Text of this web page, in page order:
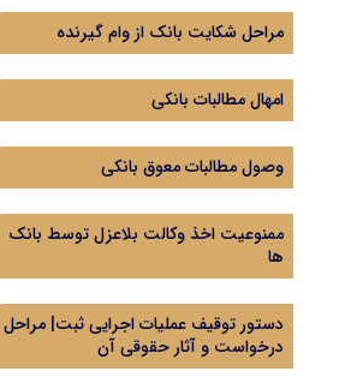
مراحل شکایت بانک از وام گیرنده
امهال مطالبات بانکی
وصول مطالبات معوق بانکی
ممنوعیت اخذ وکالت بلاعزل توسط بانک
ها
دستور توقیف عملیات اجرایی ثبت| مراحل
درخواست و آثار حقوقی آن